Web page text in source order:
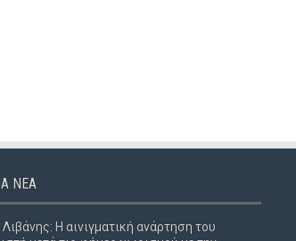
ΝΈΑ
Λιβάνης: Η αινιγματική ανάρτηση του